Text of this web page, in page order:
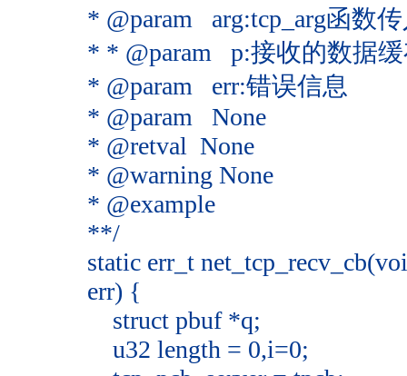
* @param arg:tcp_arg函数
* * @param p:接收的数据
* @param err:错误信息
* @param None
* @retval None
* @warning None
* @example
**/
static err_t
err) {
struct pbuf *q;
u32 length = 0,i=0;